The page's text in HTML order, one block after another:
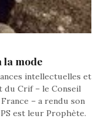
la mode
intellectuelles et
du Crif – le Conseil
– a rendu son
est leur Prophète.